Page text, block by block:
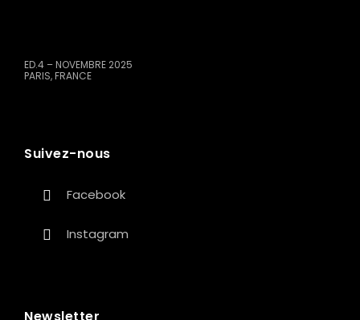
ED.4 – NOVEMBRE 2025
PARIS, FRANCE
Suivez-nous
Facebook
Instagram